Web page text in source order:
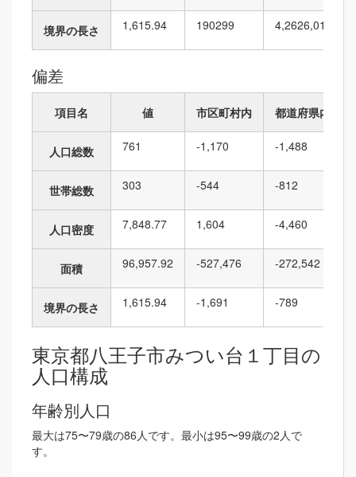
境界の長さ 1,615.94 190299 4,2626,010
偏差
項目名 値 市区町村内 都道府県内
人口総数 761 -1,170 -1,488
世帯総数 303 -544 -812
人口密度 7,848.77 1,604 -4,460
面積 96,957.92 -527,476 -272,542
境界の長さ 1,615.94 -1,691 -789
東京都八王子市みつい台１丁目の
人口構成
年齢別人口
最大は75〜79歳の86人です。最小は95〜99歳の2人で
す。